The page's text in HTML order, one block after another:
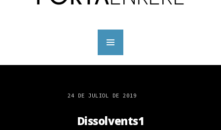
24 DE JULIOL DE 2019
Dissolvents1